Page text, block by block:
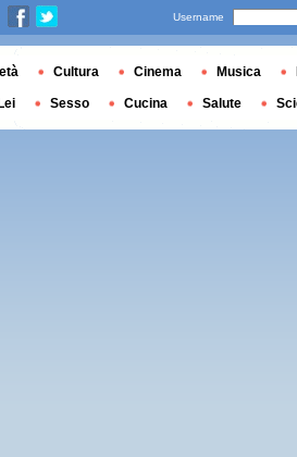
Username
Cultura Cinema Musica
Sesso Cucina Salute